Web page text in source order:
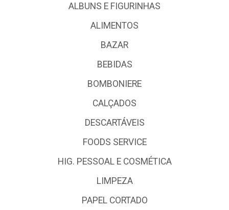
ALBUNS E FIGURINHAS
ALIMENTOS
BAZAR
BEBIDAS
BOMBONIERE
CALÇADOS
DESCARTÁVEIS
FOODS SERVICE
HIG. PESSOAL E COSMÉTICA
LIMPEZA
PAPEL CORTADO